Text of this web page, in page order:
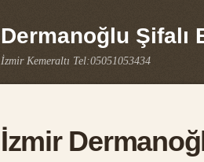
Dermanoğlu Şifalı
İzmir Kemeraltı Tel:05051053434
İzmir